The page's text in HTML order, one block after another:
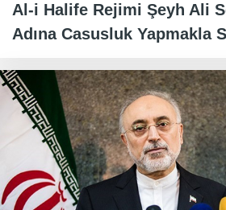
Al-i Halife Rejimi Şeyh Ali
Adına Casusluk Yapmakla